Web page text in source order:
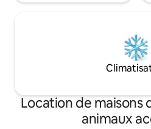
Location de maisons
animaux